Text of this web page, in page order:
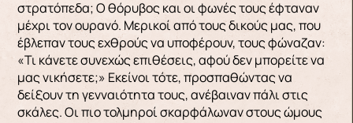
στρατόπεδα; Ο θόρυβος και οι φωνές τους έφταναν
μέχρι τον ουρανό. Με­ρικοί από τους δικούς μας, που
έβλεπαν τους ε­χθρούς να υποφέρουν, τους φώναζαν:
«Τι κάνετε συνεχώς επιθέσεις, αφού δεν μπορείτε να
μας νι­κήσετε;» Εκείνοι τότε, προσπαθώντας να
δείξουν τη γενναιότητα τους, ανέβαιναν πάλι στις
σκάλες. Οι πιο τολμηροί σκαρφάλωναν στους ώμους